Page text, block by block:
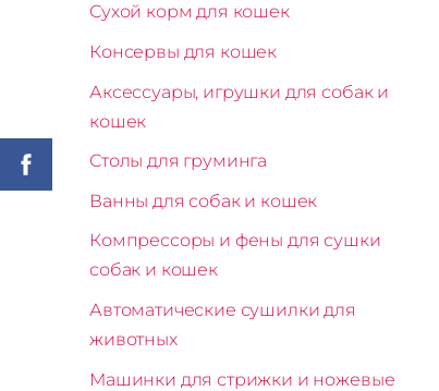
Сухой корм для кошек
Консервы для кошек
Аксессуары, игрушки для собак и
кошек
Столы для груминга
Ванны для собак и кошек
Компрессоры и фены для сушки
собак и кошек
Автоматические сушилки для
животных
Машинки для стрижки и ножевые